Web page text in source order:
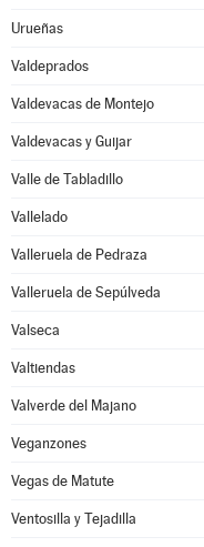
Urueñas
Valdeprados
Valdevacas de Montejo
Valdevacas y Guijar
Valle de Tabladillo
Vallelado
Valleruela de Pedraza
Valleruela de Sepúlveda
Valseca
Valtiendas
Valverde del Majano
Veganzones
Vegas de Matute
Ventosilla y Tejadilla